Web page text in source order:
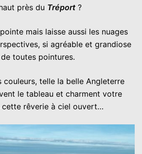
près du Tréport ?
mais laisse aussi les nuages
si agréable et grandiose
toutes pointures.
couleurs, telle la belle Angleterre
le tableau et charment votre
cette rêverie à ciel ouvert…